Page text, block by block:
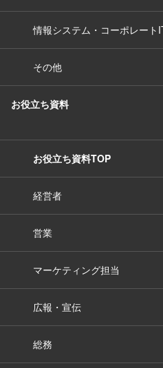
情報システム・コーポレート
その他
お役立ち資料
お役立ち資料TOP
経営者
営業
マーケティング担当
広報・宣伝
総務